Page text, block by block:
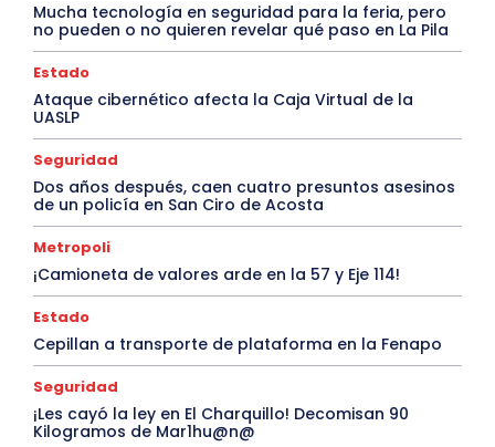
Mucha tecnología en seguridad para la feria, pero
no pueden o no quieren revelar qué paso en La Pila
Estado
Ataque cibernético afecta la Caja Virtual de la
UASLP
Seguridad
Dos años después, caen cuatro presuntos asesinos
de un policía en San Ciro de Acosta
Metropoli
¡Camioneta de valores arde en la 57 y Eje 114!
Estado
Cepillan a transporte de plataforma en la Fenapo
Seguridad
¡Les cayó la ley en El Charquillo! Decomisan 90
Kilogramos de Mar1hu@n@